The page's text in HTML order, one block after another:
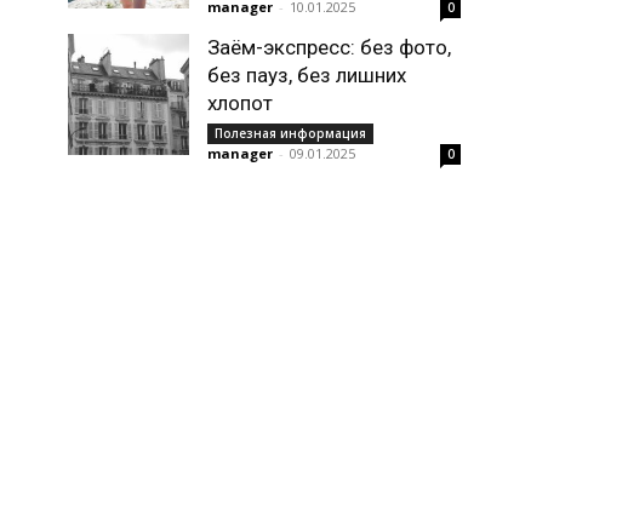
manager - 10.01.2025 0
Заём-экспресс: без фото,
без пауз, без лишних
хлопот
Полезная информация
manager - 09.01.2025 0